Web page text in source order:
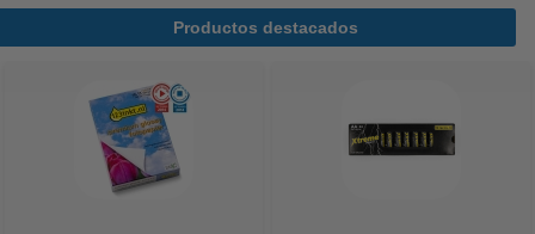
Productos destacados